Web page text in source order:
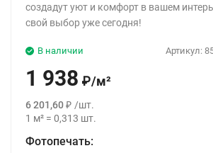
создадут уют и комфорт в вашем
свой выбор уже сегодня!
Артикул:
В наличии
1 938 ₽/м²
6 201,60₽ /шт.
1 м² = 0,313 шт.
Фотопечать: